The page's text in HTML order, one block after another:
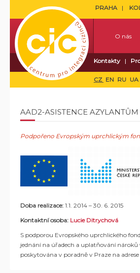
PRAHA
O nás
Kontakty
CZ EN RU UA
AAD2-ASISTENCE
Podpořeno Evropským uprchlickým
Doba realizace: 1.1. 2014 – 30. 6. 2015
Kontaktní osoba: Lucie Ditrychová
S podporou Evropského uprchlického
jednání na úřadech a uplatňování
poskytována v poradně v Praze na